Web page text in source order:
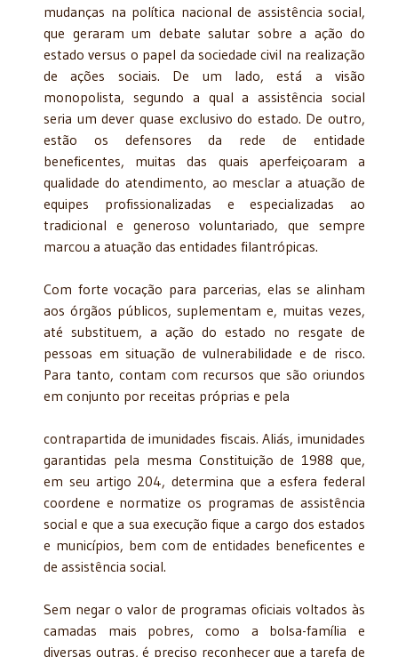
mudanças na política nacional de assistência social,
que geraram um debate salutar sobre a ação do
estado versus o papel da sociedade civil na realização
de ações sociais. De um lado, está a visão
monopolista, segundo a qual a assistência social
seria um dever quase exclusivo do estado. De outro,
estão os defensores da rede de entidade
beneficentes, muitas das quais aperfeiçoaram a
qualidade do atendimento, ao mesclar a atuação de
equipes profissionalizadas e especializadas ao
tradicional e generoso voluntariado, que sempre
marcou a atuação das entidades filantrópicas.
Com forte vocação para parcerias, elas se alinham
aos órgãos públicos, suplementam e, muitas vezes,
até substituem, a ação do estado no resgate de
pessoas em situação de vulnerabilidade e de risco.
Para tanto, contam com recursos que são oriundos
em conjunto por receitas próprias e pela
contrapartida de imunidades fiscais. Aliás, imunidades
garantidas pela mesma Constituição de 1988 que,
em seu artigo 204, determina que a esfera federal
coordene e normatize os programas de assistência
social e que a sua execução fique a cargo dos estados
e municípios, bem com de entidades beneficentes e
de assistência social.
Sem negar o valor de programas oficiais voltados às
camadas mais pobres, como a bolsa-família e
diversas outras, é preciso reconhecer que a tarefa de